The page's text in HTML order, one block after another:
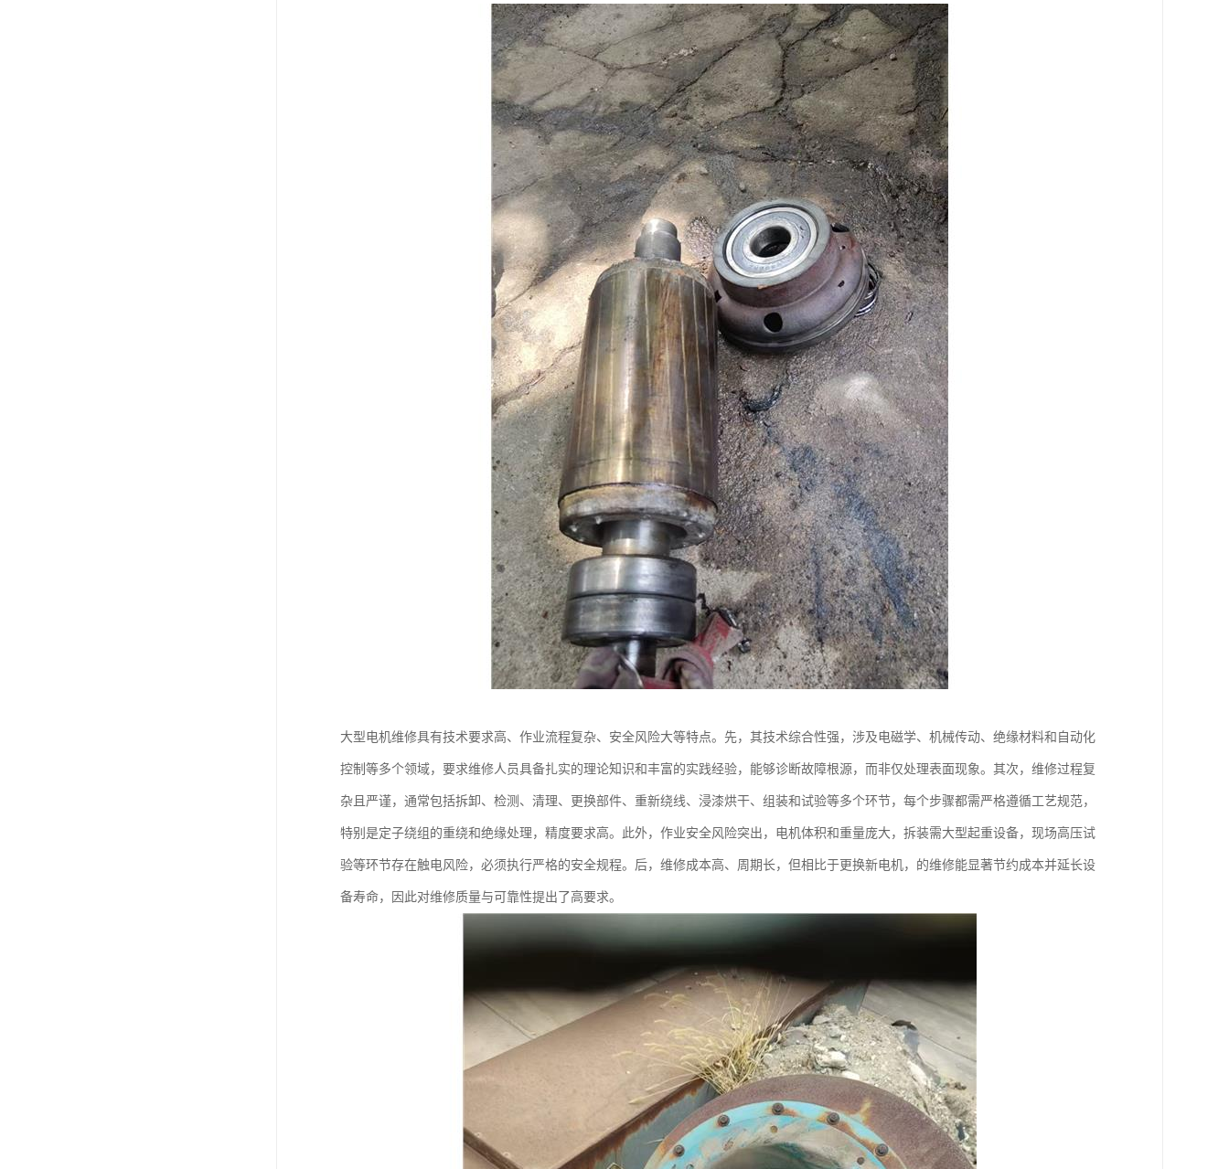
大型电机维修具有技术要求高、作业流程复杂、安全风险大等特点。先，其技术综合性强，涉及电磁学、机械传动、绝缘材料和自动化
控制等多个领域，要求维修人员具备扎实的理论知识和丰富的实践经验，能够诊断故障根源，而非仅处理表面现象。其次，维修过程复
杂且严谨，通常包括拆卸、检测、清理、更换部件、重新绕线、浸漆烘干、组装和试验等多个环节，每个步骤都需严格遵循工艺规范，
特别是定子绕组的重绕和绝缘处理，精度要求高。此外，作业安全风险突出，电机体积和重量庞大，拆装需大型起重设备，现场高压试
验等环节存在触电风险，必须执行严格的安全规程。后，维修成本高、周期长，但相比于更换新电机，的维修能显著节约成本并延长设
备寿命，因此对维修质量与可靠性提出了高要求。